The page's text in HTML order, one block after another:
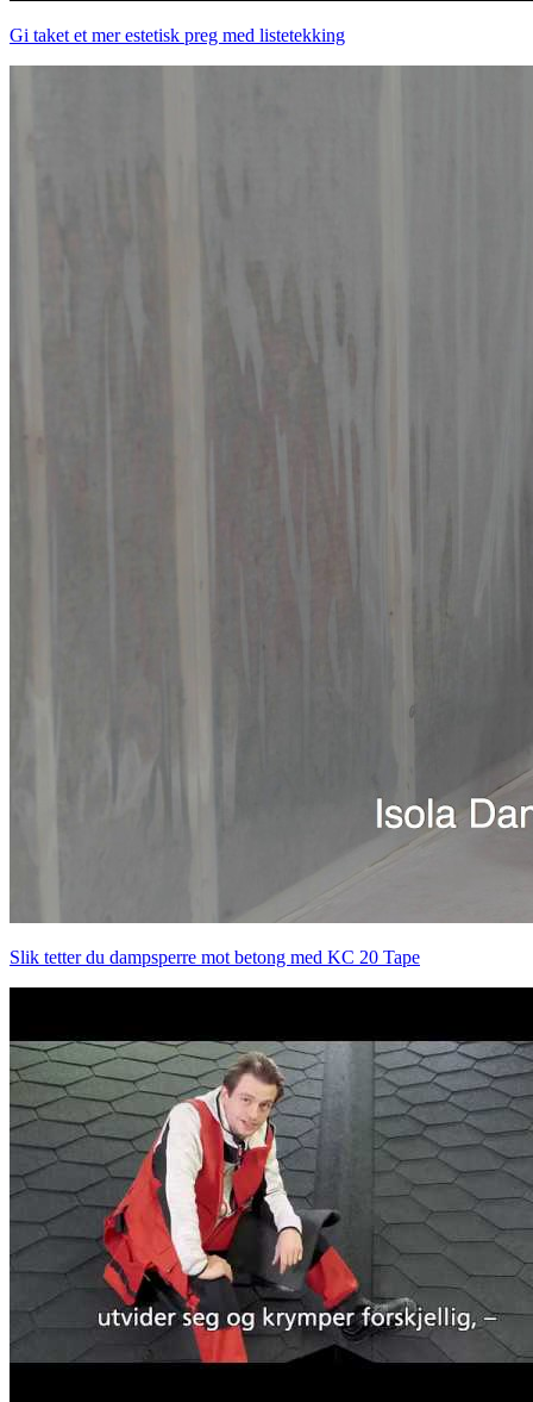
Gi taket et mer estetisk preg med listetekking
Slik tetter du dampsperre mot betong med KC 20 Tape